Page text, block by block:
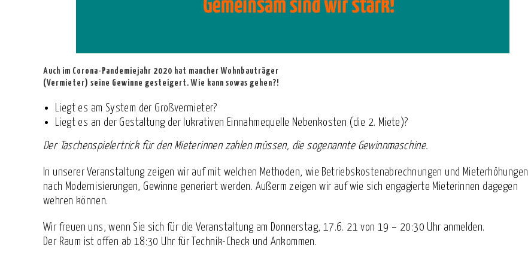
Auch im Corona-Pandemiejahr 2020 hat mancher Wohnbauträger
(Vermieter) seine Gewinne gesteigert. Wie kann sowas gehen?!
Liegt es am System der Großvermieter?
Liegt es an der Gestaltung der lukrativen Einnahmequelle Nebenkosten (die 2. Miete)?
Der Taschenspielertrick für den Mieterinnen zahlen müssen, die sogenannte Gewinnmaschine.
In unserer Veranstaltung zeigen wir auf mit welchen Methoden, wie Betriebskostenabrechnungen und Mieterhöhungen
nach Modernisierungen, Gewinne generiert werden. Außerm zeigen wir auf wie sich engagierte Mieterinnen dagegen
wehren können.
Wir freuen uns, wenn Sie sich für die Veranstaltung am Donnerstag, 17.6. 21 von 19 – 20:30 Uhr anmelden.
Der Raum ist offen ab 18:30 Uhr für Technik-Check und Ankommen.